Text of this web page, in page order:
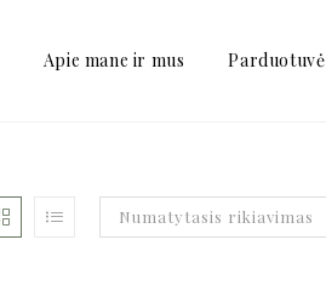
Apie mane ir mus Parduotuvė
Numatytasis rikiavimas